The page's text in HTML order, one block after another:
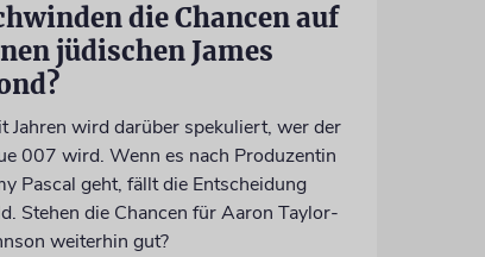
die Chancen auf
jüdischen James
Jahren wird darüber spekuliert, wer der
007 wird. Wenn es nach Produzentin
Pascal geht, fällt die Entscheidung
Stehen die Chancen für Aaron Taylor-
weiterhin gut?